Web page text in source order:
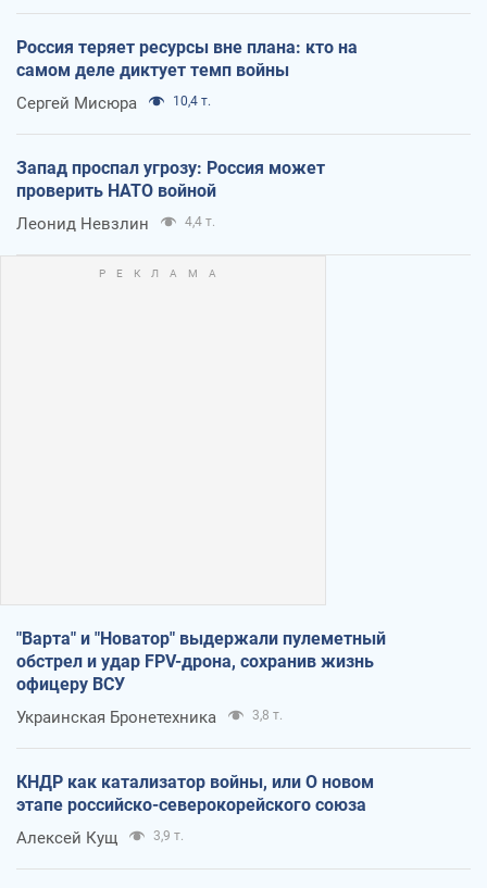
Россия теряет ресурсы вне плана: кто на
самом деле диктует темп войны
Сергей Мисюра 10,4 т.
Запад проспал угрозу: Россия может
проверить НАТО войной
Леонид Невзлин 4,4 т.
"Варта" и "Новатор" выдержали пулеметный
обстрел и удар FPV-дрона, сохранив жизнь
офицеру ВСУ
Украинская Бронетехника 3,8 т.
КНДР как катализатор войны, или О новом
этапе российско-северокорейского союза
Алексей Кущ 3,9 т.